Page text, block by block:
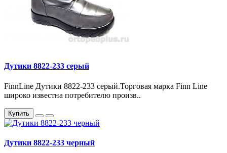
Дутики 8822-233 серый
FinnLine Дутики 8822-233 серый.Торговая марка Finn Line
широко известна потребителю произв..
Купить
Дутики 8822-233 черный